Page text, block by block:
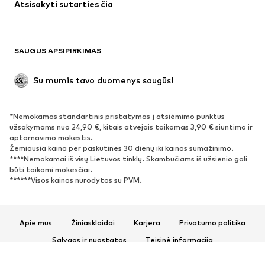
Paltai
Proginiai
Išskirtiniai
BATAI
Naujienos
Sportbačiai
Aulinukai
Batai su kulniukais
Auliniai batai
Įsispiriami bateliai
Šlepetės
Atsisakyti sutarties čia
SAUGUS APSIPIRKIMAS
Su mumis tavo duomenys saugūs!
*Nemokamas standartinis pristatymas į atsiėmimo punktus
užsakymams nuo 24,90 €, kitais atvejais taikomas 3,90 € siuntimo ir
aptarnavimo mokestis.
Žemiausia kaina per paskutines 30 dienų iki kainos sumažinimo.
****Nemokamai iš visų Lietuvos tinklų. Skambučiams iš užsienio gali
būti taikomi mokesčiai.
******Visos kainos nurodytos su PVM.
Apie mus Žiniasklaidai Karjera
Privatumo politika
Sąlygos ir nuostatos
Teisinė informacija